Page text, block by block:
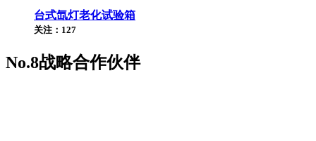
台式氙灯老化试验箱
关注：127
No.8战略合作伙伴